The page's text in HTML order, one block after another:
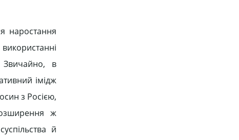
наростання
Звичайно, в
імідж
з Росією,
ж
й